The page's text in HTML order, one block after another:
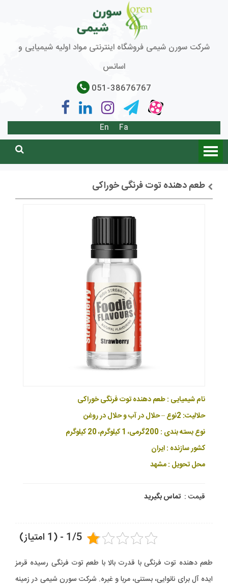
شرکت سورن شیمی فروشگاه اینترنتی مواد اولیه شیمیایی و
اسانس
051-38676767
Fa
En
طعم دهنده توت فرنگی خوراکی
نام شیمیایی : طعم دهنده توت فرنگی خوراکی
حلالیت: 2نوع – حلال در آب و حلال در روغن
نوع بسته بندی : 200گرمی، 1 کیلوگرم، 20 کیلوگرم
کشور سازنده : ایران
محل تحویل : مشهد
قیمت : تماس بگیرید
1/5 - (1 امتیاز)
طعم دهنده توت فرنگی با قدرت بالا با طعم توت فرنگی رسیده قرمز
ایده آل برای نانوایی، بستنی، مربا و غیره. شرکت سورن شیمی در زمینه